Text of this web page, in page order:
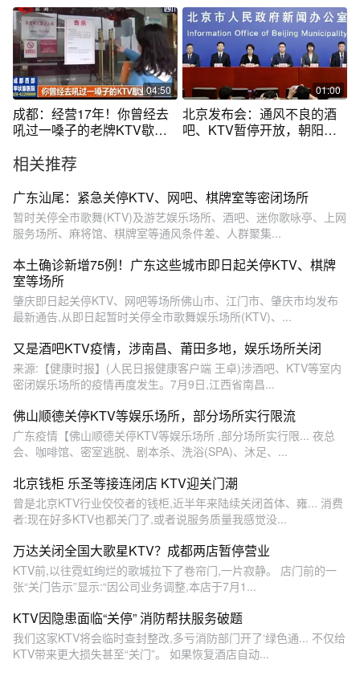
04:50
成都：经营17年！你曾经去
吼过一嗓子的老牌KTV歇业
01:00
北京发布会：通风不良的酒
吧、KTV暂停开放，朝阳全
相关推荐
广东汕尾：紧急关停KTV、网吧、棋牌室等密闭场所
暂时关停全市歌舞(KTV)及游艺娱乐场所、酒吧、迷你歌咏亭、上网
服务场所、麻将馆、棋牌室等通风条件差、人群聚集...
本土确诊新增75例！广东这些城市即日起关停KTV、棋牌
室等场所
肇庆即日起关停KTV、网吧等场所佛山市、江门市、肇庆市均发布
最新通告,从即日起暂时关停全市歌舞娱乐场所(KTV)、...
又是酒吧KTV疫情，涉南昌、莆田多地，娱乐场所关闭
来源:【健康时报】(人民日报健康客户端 王卓)涉酒吧、KTV等室内
密闭娱乐场所的疫情再度发生。7月9日,江西省南昌...
佛山顺德关停KTV等娱乐场所，部分场所实行限流
广东疫情【佛山顺德关停KTV等娱乐场所 ,部分场所实行限... 夜总
会、咖啡馆、密室逃脱、剧本杀、洗浴(SPA)、沐足、...
北京钱柜 乐圣等接连闭店 KTV迎关门潮
曾是北京KTV行业佼佼者的钱柜,近半年来陆续关闭首体、雍... 消费
者:现在好多KTV也都关门了,或者说服务质量我感觉没...
万达关闭全国大歌星KTV？成都两店暂停营业
KTV前,以往霓虹绚烂的歌城拉下了卷帘门,一片寂静。 店门前的一
张“关门告示”显示:“因公司业务调整,本店于7月1...
KTV因隐患面临“关停” 消防帮扶服务破题
我们这家KTV将会临时查封整改,多亏消防部门开了‘绿色通... 不仅给
KTV带来更大损失甚至“关门”。 如果恢复酒店自动...